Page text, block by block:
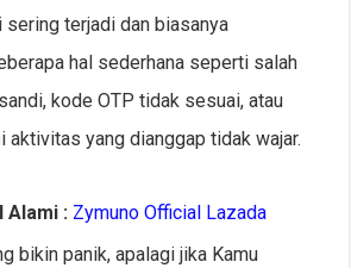
terjadi dan biasanya
hal sederhana seperti salah
kode OTP tidak sesuai, atau
yang dianggap tidak wajar.
Alami : Zymuno Official Lazada
bikin panik, apalagi jika Kamu